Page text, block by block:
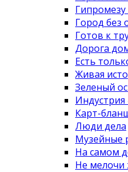
Гипромезу
Город без
Готов к
Дорога
Есть
Живая
Зеленый
Индустрия
Карт-
Люди дела
Музейные
На самом
Не мелочи